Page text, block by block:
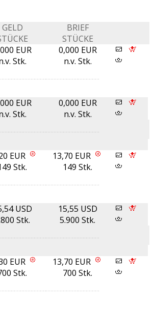
GELD
BRIEF
STÜCKE
EUR
Stk.
0,000 EUR
n.v. Stk.
EUR
Stk.
0,000 EUR
n.v. Stk.
EUR
Stk.
13,70 EUR
149 Stk.
USD
Stk.
15,55 USD
5.900 Stk.
EUR
Stk.
13,70 EUR
700 Stk.